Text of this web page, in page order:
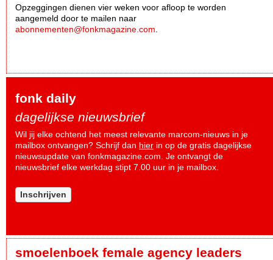
Opzeggingen dienen vier weken voor afloop te worden
aangemeld door te mailen naar
abonnementen@fonkmagazine.com
fonk daily
dagelijkse nieuwsbrief
Wil jij elke ochtend het meest relevante marcom-nieuws in je
mailbox ontvangen? Schrijf dan hier in op de gratis dagelijkse
nieuwsupdate van fonkmagazine.com. Je ontvangt de
nieuwsbrief elke werkdag stipt 7.00 uur in je mailbox.
Inschrijven
smoelenboek female agency leaders